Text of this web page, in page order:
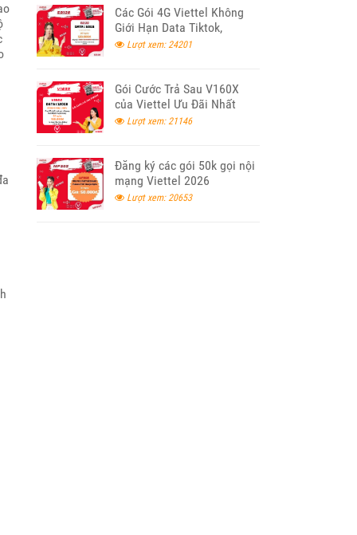
Các Gói 4G Viettel Không
Giới Hạn Data Tiktok,
Youtube, Facebook 2026
Lượt xem: 24201
Gói Cước Trả Sau V160X
của Viettel Ưu Đãi Nhất
Lượt xem: 21146
Đăng ký các gói 50k gọi nội
mạng Viettel 2026
Lượt xem: 20653